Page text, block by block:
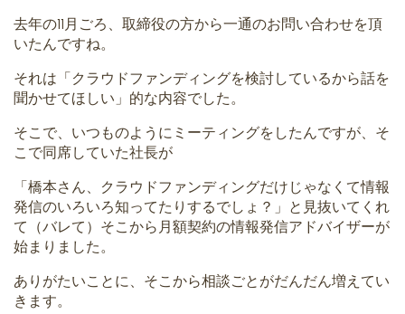
去年の11月ごろ、取締役の方から一通のお問い合わせを頂
いたんですね。
それは「クラウドファンディングを検討しているから話を
聞かせてほしい」的な内容でした。
そこで、いつものようにミーティングをしたんですが、そ
こで同席していた社長が
「橋本さん、クラウドファンディングだけじゃなくて情報
発信のいろいろ知ってたりするでしょ？」と見抜いてくれ
て（バレて）そこから月額契約の情報発信アドバイザーが
始まりました。
ありがたいことに、そこから相談ごとがだんだん増えてい
きます。